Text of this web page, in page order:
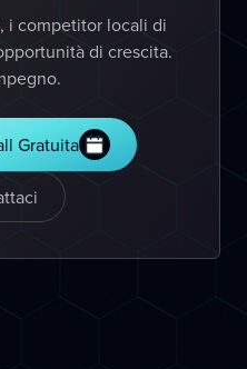
i competitor locali di
di crescita.
Gratuita